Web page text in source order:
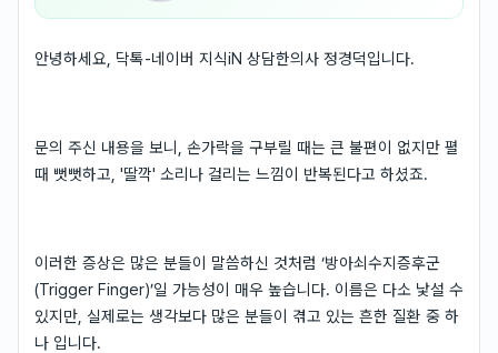
안녕하세요, 닥톡-네이버 지식iN 상담한의사 정경덕입니다.
문의 주신 내용을 보니, 손가락을 구부릴 때는 큰 불편이 없지만 펼
때 뻣뻣하고, '딸깍' 소리나 걸리는 느낌이 반복된다고 하셨죠.
이러한 증상은 많은 분들이 말씀하신 것처럼 ‘방아쇠수지증후군
(Trigger Finger)’일 가능성이 매우 높습니다. 이름은 다소 낯설 수
있지만, 실제로는 생각보다 많은 분들이 겪고 있는 흔한 질환 중 하
나 입니다.